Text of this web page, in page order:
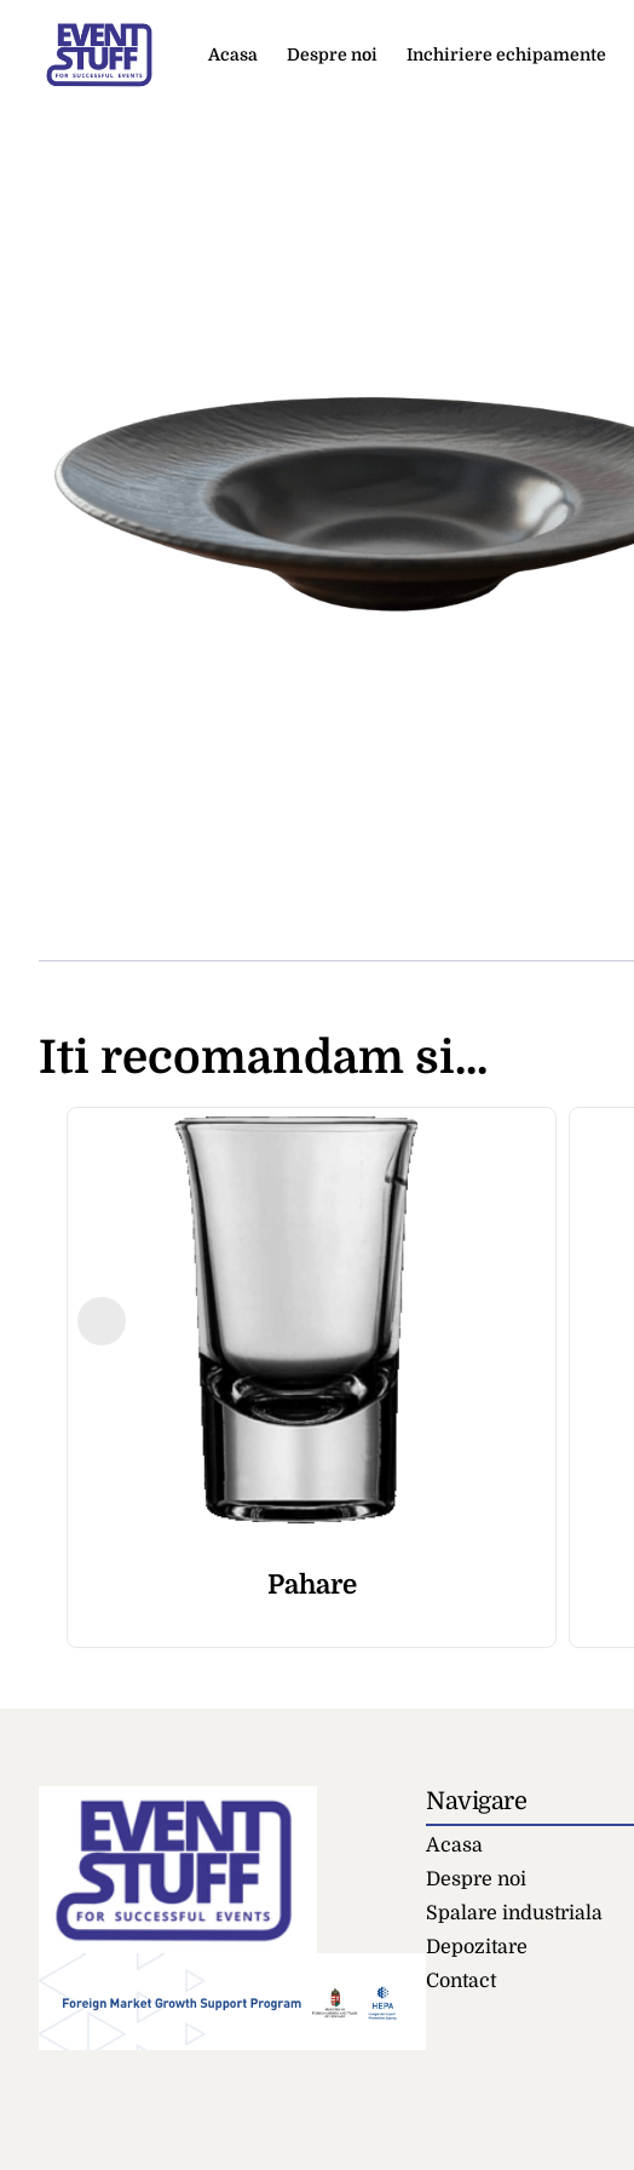
Acasa Despre noi Inchiriere echipamente
Iti recomandam si...
Pahare
Navigare
Acasa
Despre noi
Spalare industriala
Depozitare
Contact